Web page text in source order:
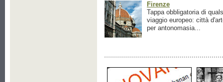
Firenze
Tappa obbligatoria di
viaggio europeo: città
per antonomasia...